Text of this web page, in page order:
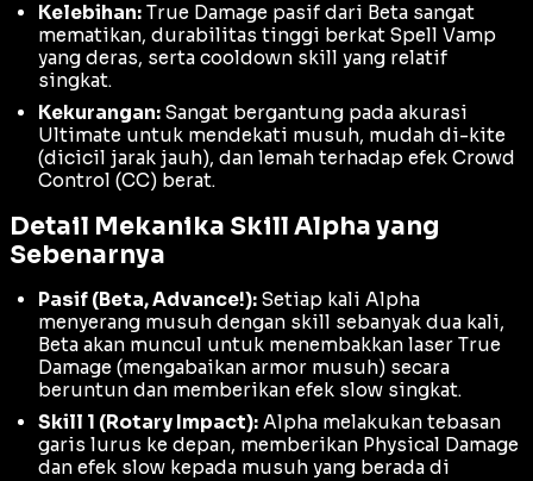
Kelebihan: True Damage pasif dari Beta sangat
mematikan, durabilitas tinggi berkat Spell Vamp
yang deras, serta cooldown skill yang relatif
singkat.
Kekurangan: Sangat bergantung pada akurasi
Ultimate untuk mendekati musuh, mudah di- kite
(dicicil jarak jauh), dan lemah terhadap efek Crowd
Control (CC) berat.
Detail Mekanika Skill Alpha yang
Sebenarnya
Pasif (Beta, Advance!): Setiap kali Alpha
menyerang musuh dengan skill sebanyak dua kali,
Beta akan muncul untuk menembakkan laser True
Damage (mengabaikan armor musuh) secara
beruntun dan memberikan efek slow singkat.
Skill 1 (Rotary Impact): Alpha melakukan tebasan
garis lurus ke depan, memberikan Physical Damage
dan efek slow kepada musuh yang berada di